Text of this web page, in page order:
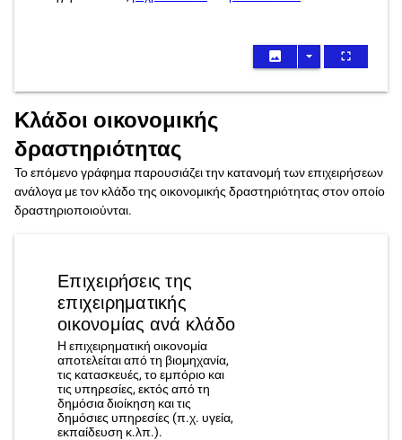
image arrow_drop_down fullscreen
Κλάδοι οικονομικής
δραστηριότητας
Το επόμενο γράφημα παρουσιάζει την κατανομή των επιχειρήσεων
ανάλογα με τον κλάδο της οικονομικής δραστηριότητας στον οποίο
δραστηριοποιούνται.
Επιχειρήσεις της
επιχειρηματικής
οικονομίας ανά κλάδο
Η επιχειρηματική οικονομία
αποτελείται από τη βιομηχανία,
τις κατασκευές, το εμπόριο και
τις υπηρεσίες, εκτός από τη
δημόσια διοίκηση και τις
δημόσιες υπηρεσίες (π.χ. υγεία,
εκπαίδευση κ.λπ.).